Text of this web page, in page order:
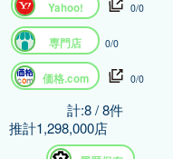
Yahoo! 0/0
専門店 0/0
価格.com 0/0
計:8 / 8件
推計1,298,000店